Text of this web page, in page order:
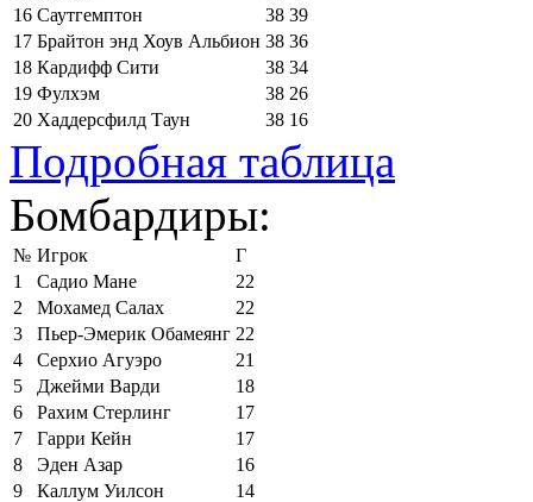
16 Саутгемптон 38 39
17 Брайтон энд Хоув Альбион 38 36
18 Кардифф Сити 38 34
19 Фулхэм 38 26
20 Хаддерсфилд Таун 38 16
Подробная таблица
Бомбардиры:
№ Игрок
Г
1
Садио Мане
22
2
Мохамед Салах
22
3
Пьер-Эмерик Обамеянг 22
4
Серхио Агуэро
21
5
Джейми Варди
18
6
Рахим Стерлинг
17
7
Гарри Кейн
17
8
Эден Азар
16
9
Каллум Уилсон
14